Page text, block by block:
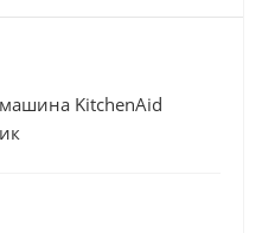
машина KitchenAid